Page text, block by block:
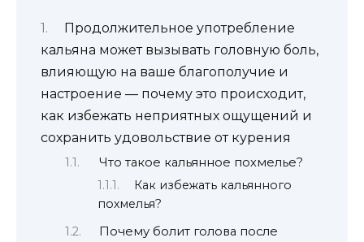
Продолжительное употребление
кальяна может вызывать головную боль,
влияющую на ваше благополучие и
настроение — почему это происходит,
как избежать неприятных ощущений и
сохранить удовольствие от курения
Что такое кальянное похмелье?
Как избежать кальянного
похмелья?
Почему болит голова после